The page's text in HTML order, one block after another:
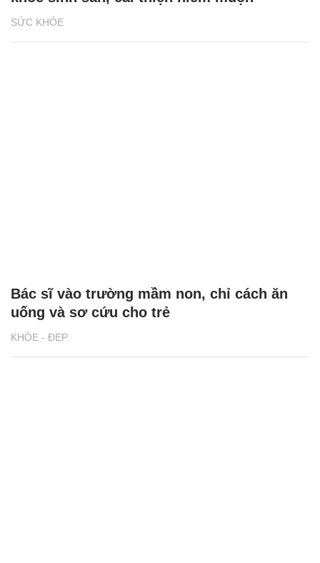
SỨC KHỎE
KHỎE - ĐẸP
Bác sĩ vào trường mầm non, chỉ cách ăn
uống và sơ cứu cho trẻ